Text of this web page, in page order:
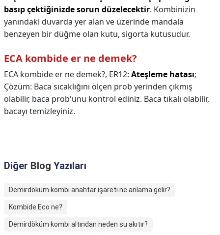
basıp çektiğinizde sorun düzelecektir. Kombinizin
yanındaki duvarda yer alan ve üzerinde mandala
benzeyen bir düğme olan kutu, sigorta kutusudur.
ECA kombide er ne demek?
ECA kombide er ne demek?, ER12: Ateşleme hatası;
Çözüm: Baca sıcaklığını ölçen prob yerinden çıkmış
olabilir, baca prob'unu kontrol ediniz. Baca tıkalı olabilir,
bacayı temizleyiniz.
Diğer Blog Yazıları
Demirdöküm kombi anahtar işareti ne anlama gelir?
Kombide Eco ne?
Demirdöküm kombi altından neden su akıtır?